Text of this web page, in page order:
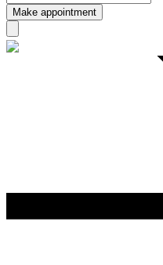
Make appointment